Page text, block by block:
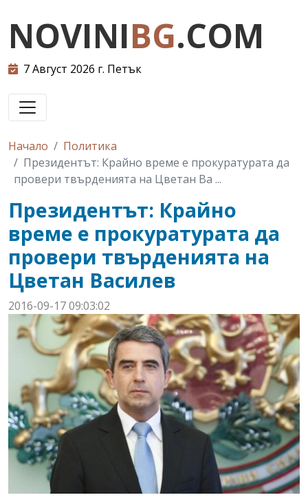
NOVINIBG.COM
7 Август 2026 г. Петък
Начало
Политика
Президентът: Крайно време е прокуратурата да
провери твърденията на Цветан Ва ...
Президентът: Крайно
време е прокуратурата да
провери твърденията на
Цветан Василев
2016-09-17 09:03:02